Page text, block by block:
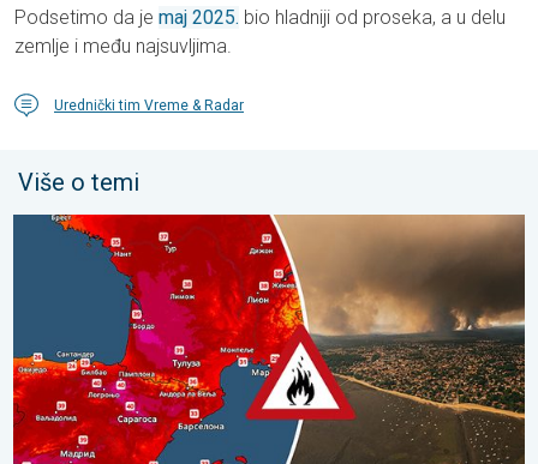
Podsetimo da je maj 2025. bio hladniji od proseka, a u delu
zemlje i među najsuvljima.
Urednički tim Vreme & Radar
Više o temi
Veliki šumski požari, brojne evakuacije. Jugozapadna Evropa.